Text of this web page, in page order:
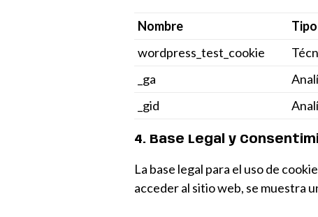
Nombre Tipo
wordpress_test_cookie
_ga
_gid
4. Base Legal y
La base legal para el uso de
acceder al sitio web, se muestra